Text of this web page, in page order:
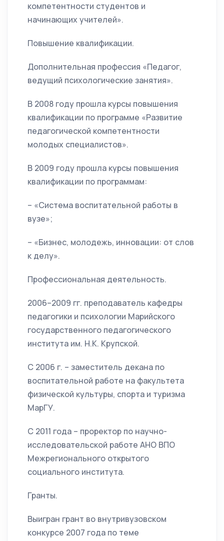
компетентности студентов и
начинающих учителей».
Повышение квалификации.
Дополнительная профессия «Педагог,
ведущий психологические занятия».
В 2008 году прошла курсы повышения
квалификации по программе «Развитие
педагогической компетентности
молодых специалистов».
В 2009 году прошла курсы повышения
квалификации по программам:
– «Система воспитательной работы в
вузе»;
– «Бизнес, молодежь, инновации: от слов
к делу».
Профессиональная деятельность.
2006–2009 гг. преподаватель кафедры
педагогики и психологии Марийского
государственного педагогического
института им. Н.К. Крупской.
С 2006 г. – заместитель декана по
воспитательной работе на факультета
физической культуры, спорта и туризма
МарГУ.
С 2011 года – проректор по научно-
исследовательской работе АНО ВПО
Межрегионального открытого
социального института.
Гранты.
Выигран грант во внутривузовском
конкурсе 2007 года по теме